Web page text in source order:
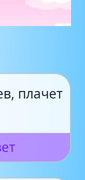
плачет